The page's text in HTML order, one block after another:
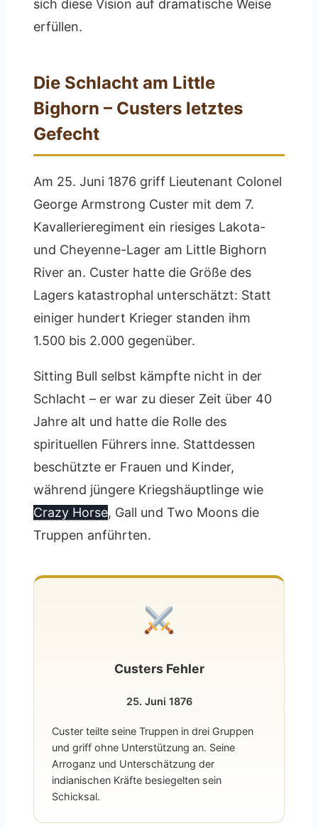
sich diese Vision auf dramatische Weise
erfüllen.
Die Schlacht am Little
Bighorn – Custers letztes
Gefecht
Am 25. Juni 1876 griff Lieutenant Colonel
George Armstrong Custer mit dem 7.
Kavallerieregiment ein riesiges Lakota-
und Cheyenne-Lager am Little Bighorn
River an. Custer hatte die Größe des
Lagers katastrophal unterschätzt: Statt
einiger hundert Krieger standen ihm
1.500 bis 2.000 gegenüber.
Sitting Bull selbst kämpfte nicht in der
Schlacht – er war zu dieser Zeit über 40
Jahre alt und hatte die Rolle des
spirituellen Führers inne. Stattdessen
beschützte er Frauen und Kinder,
während jüngere Kriegshäuptlinge wie
Crazy Horse, Gall und Two Moons die
Truppen anführten.
Custers Fehler
25. Juni 1876
Custer teilte seine Truppen in drei Gruppen
und griff ohne Unterstützung an. Seine
Arroganz und Unterschätzung der
indianischen Kräfte besiegelten sein
Schicksal.